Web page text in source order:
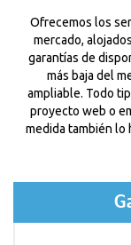
Ofrecemos los
mercado,
garantías de
más baja del
ampliable. Todo
proyecto web o
medida también lo